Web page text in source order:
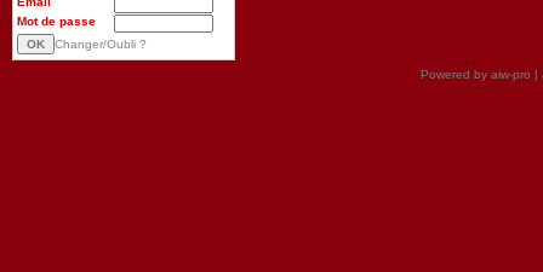
Mot de passe
Changer/Oubli ?
Powered by aiw-pro |